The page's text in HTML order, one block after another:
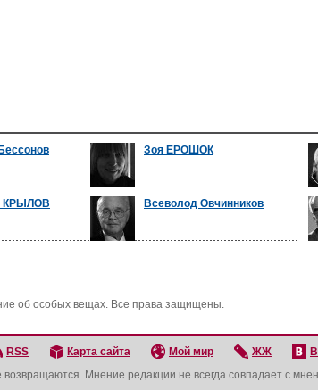
Зоя ЕРОШОК
КРЫЛОВ Всеволод Овчинников
об особых вещах. Все права защищены.
RSS Карта сайта Мой мир ЖЖ
Мнение редакции не всегда совпадает с